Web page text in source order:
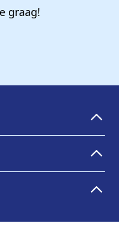
graag!